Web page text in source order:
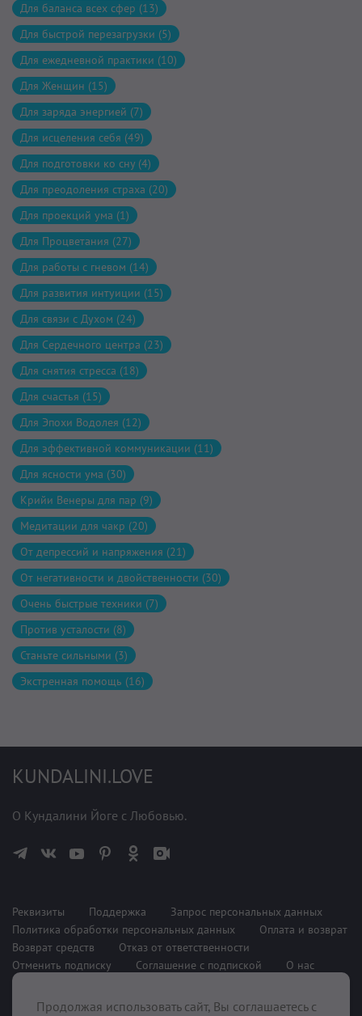
Для баланса всех сфер (13)
Для быстрой перезагрузки (5)
Для ежедневной практики (10)
Для Женщин (15)
Для заряда энергией (7)
Для исцеления себя (49)
Для подготовки ко сну (4)
Для преодоления страха (20)
Для проекций ума (1)
Для Процветания (27)
Для работы с гневом (14)
Для развития интуиции (15)
Для связи с Духом (24)
Для Сердечного центра (23)
Для снятия стресса (18)
Для счастья (15)
Для Эпохи Водолея (12)
Для эффективной коммуникации (11)
Для ясности ума (30)
Крийи Венеры для пар (9)
Медитации для чакр (20)
От депрессий и напряжения (21)
От негативности и двойственности (30)
Очень быстрые техники (7)
Против усталости (8)
Станьте сильными (3)
Экстренная помощь (16)
KUNDALINI.LOVE
О Кундалини Йоге с Любовью.
Реквизиты Поддержка
Запрос персональных данных
Политика обработки персональных данных
Оплата и возврат
Возврат средств
Отказ от ответственности
Отменить подписку
Соглашение с подпиской О нас
При поддержке
Продолжая использовать сайт, Вы соглашаетесь с